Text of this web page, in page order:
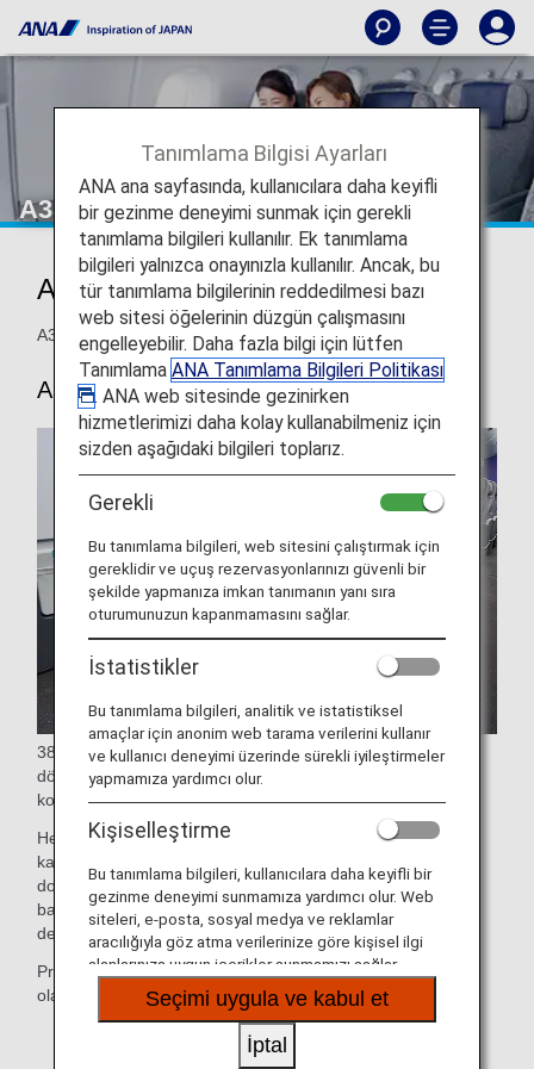
A380 Premium Economy
ANA Premium Economy
A380 ANA Premium Economy koltuk bilgileri.
A380
38 inçlik (yaklaşık 97 cm) koltuk mesafesine ve 90 derece
dönen büyük masaya sahip bu geniş koltuklar, koridora
kolayca erişmenizi sağlar.
Her bir koltuk, dünya genelindeki Premium Economy
kabinlerindeki monitörler arasında en büyük olan 15,6 inç
dokunmatik panelli kişisel monitöre, 6 şekilde ayarlanabilir
baş desteğine ve cep telefonları ile diğer küçük eşyalar için
depolama alanına sahiptir.
Premium Economy'de gelişmiş konforun ve çok yönlü
olanakların keyfini çıkarın.
* Uçak ve koltuk özellikleri, önceden bildirim
yapılmaksızın değişikliğe tabidir.
Tanımlama Bilgisi Ayarları
ANA ana sayfasında, kullanıcılara daha keyifli
bir gezinme deneyimi sunmak için gerekli
tanımlama bilgileri kullanılır. Ek tanımlama
bilgileri yalnızca onayınızla kullanılır. Ancak, bu
tür tanımlama bilgilerinin reddedilmesi bazı
web sitesi öğelerinin düzgün çalışmasını
engelleyebilir. Daha fazla bilgi için lütfen
Tanımlama ANA Tanımlama Bilgileri Politikası
. ANA web sitesinde gezinirken
hizmetlerimizi daha kolay kullanabilmeniz için
sizden aşağıdaki bilgileri toplarız.
Gerekli
Bu tanımlama bilgileri, web sitesini çalıştırmak için
gereklidir ve uçuş rezervasyonlarınızı güvenli bir
şekilde yapmanıza imkan tanımanın yanı sıra
oturumunuzun kapanmamasını sağlar.
İstatistikler
Bu tanımlama bilgileri, analitik ve istatistiksel
amaçlar için anonim web tarama verilerini kullanır
ve kullanıcı deneyimi üzerinde sürekli iyileştirmeler
yapmamıza yardımcı olur.
Kişiselleştirme
Bu tanımlama bilgileri, kullanıcılara daha keyifli bir
gezinme deneyimi sunmamıza yardımcı olur. Web
siteleri, e-posta, sosyal medya ve reklamlar
aracılığıyla göz atma verilerinize göre kişisel ilgi
alanlarınıza uygun içerikler sunmamızı sağlar.
Seçimi uygula ve kabul et
İptal